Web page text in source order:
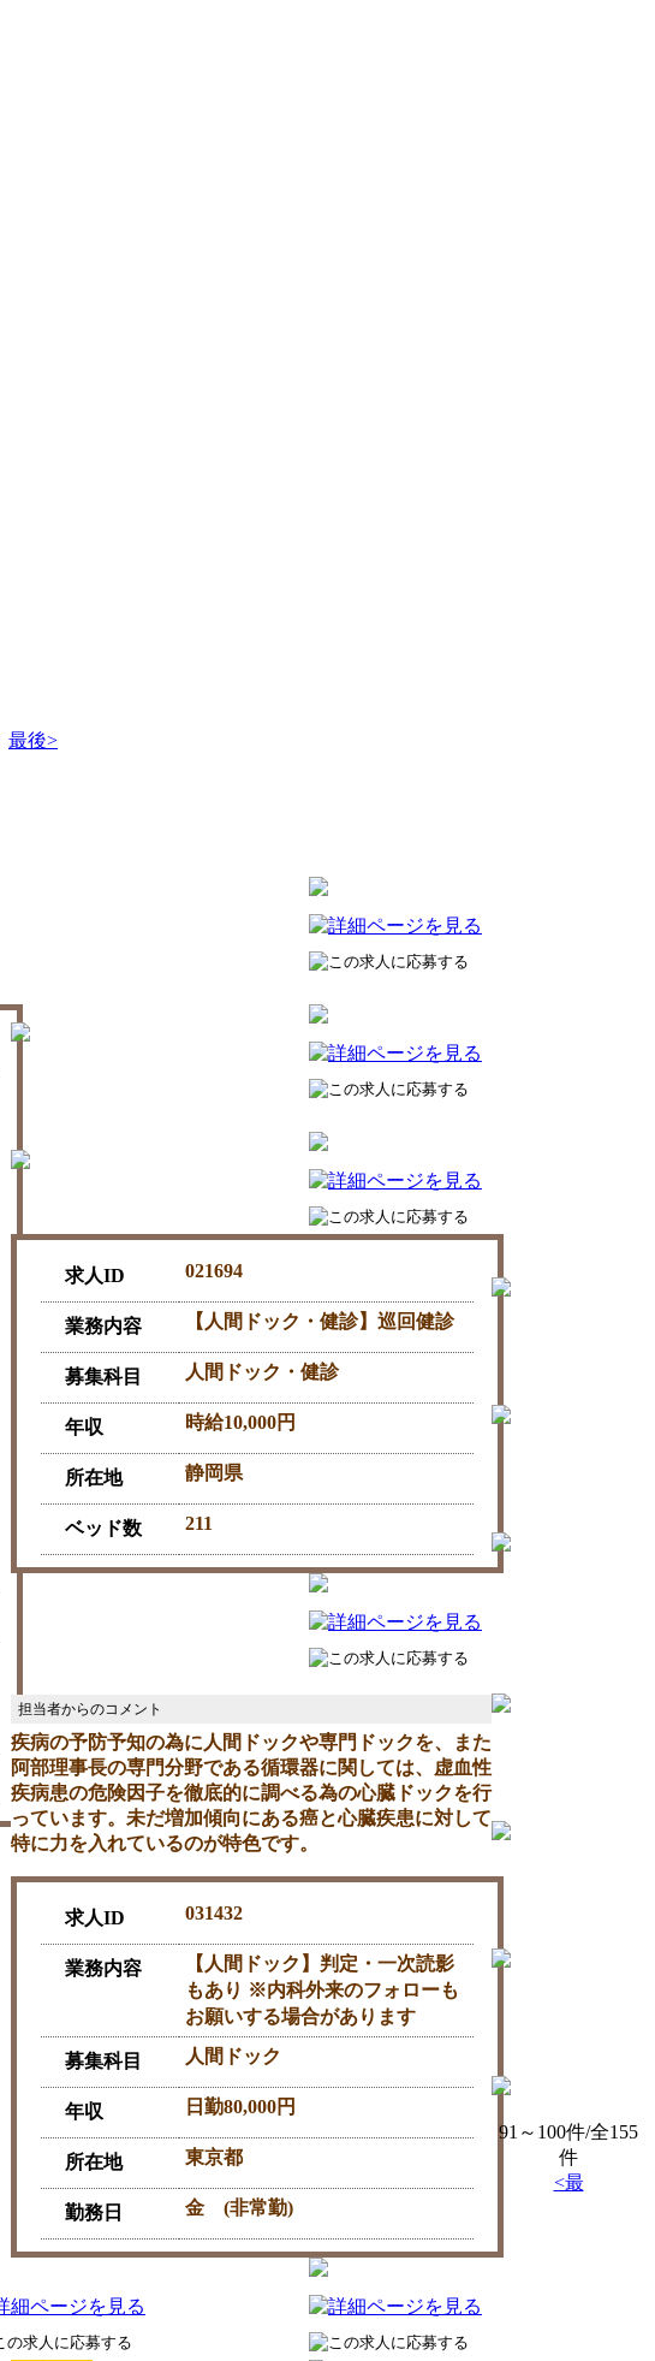
最後>
求人ID 021694
業務内容 【人間ドック・健診】巡回健診
募集科目 人間ドック・健診
年収 時給10,000円
所在地 静岡県
ベッド数 211
疾病の予防予知の為に人間ドックや専門ドックを、また
阿部理事長の専門分野である循環器に関しては、虚血性
疾病患の危険因子を徹底的に調べる為の心臓ドックを行
っています。未だ増加傾向にある癌と心臓疾患に対して
特に力を入れているのが特色です。
求人ID 031432
業務内容
【人間ドック】判定・一次読影
もあり ※内科外来のフォローも
お願いする場合があります
募集科目 人間ドック
年収 日勤80,000円
所在地 東京都
勤務日 金 (非常勤)
91～100件/全155
件
<最